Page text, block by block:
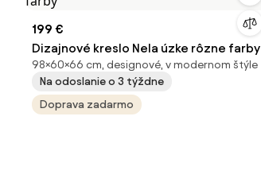
199 €
Dizajnové kreslo Nela úzke rôzne farby
98×60×66 cm, designové, v modernom štýle
Na odoslanie o 3 týždne
Doprava zadarmo